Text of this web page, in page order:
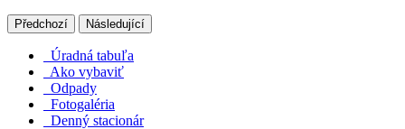
Předchozí Následující
Úradná tabuľa
Ako vybaviť
Odpady
Fotogaléria
Denný stacionár